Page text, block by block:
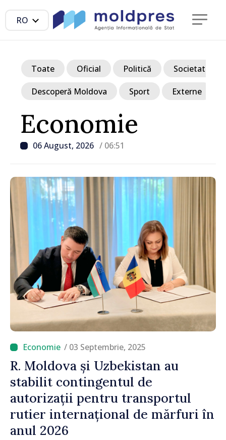
RO
Economie
06 August, 2026 / 06:51
Toate Oficial Politică Societate
Descoperă Moldova Sport Externe
/ 03 Septembrie, 2025
R. Moldova și Uzbekistan au
stabilit contingentul de
autorizații pentru transportul
rutier internațional de mărfuri în
anul 2026